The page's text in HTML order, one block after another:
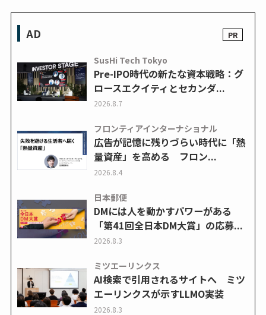
AD
SusHi Tech Tokyo
Pre-IPO時代の新たな資本戦略：グ
ロースエクイティとセカンダ...
2026.8.7
フロンティアインターナショナル
広告が記憶に残りづらい時代に「熱
量資産」を高める フロン...
2026.8.4
日本郵便
DMには人を動かすパワーがある
「第41回全日本DM大賞」の応募...
2026.8.3
ミツエーリンクス
AI検索で引用されるサイトへ ミツ
エーリンクスが示すLLMO実装
2026.8.3